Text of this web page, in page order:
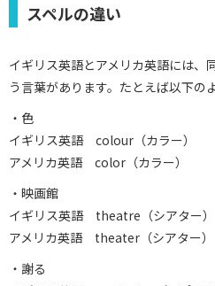
スペルの違い
イギリス英語とアメリカ英語には、
う言葉があります。たとえば以下の
・色
イギリス英語 colour（カラー）
アメリカ英語 color（カラー）
・映画館
イギリス英語 theatre（シアター）
アメリカ英語 theater（シアター）
・謝る